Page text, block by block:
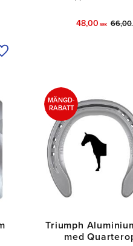
Tilføj til ønskeliste
48,00 SEK 66,00
Triumph
med
MÄNGD-
RABATT